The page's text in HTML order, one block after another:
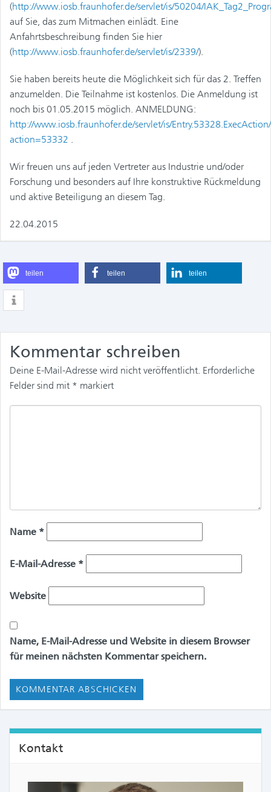
(http://www.iosb.fraunhofer.de/servlet/is/50204/
auf Sie, das zum Mitmachen einlädt. Eine
Anfahrtsbeschreibung finden Sie hier
(http://www.iosb.fraunhofer.de/servlet/is/2339/).
Sie haben bereits heute die Möglichkeit sich für das 2. Treffen
anzumelden. Die Teilnahme ist kostenlos. Die Anmeldung ist
noch bis 01.05.2015 möglich. ANMELDUNG:
http://www.iosb.fraunhofer.de/servlet/is/
action=53332 .
Wir freuen uns auf jeden Vertreter aus Industrie und/oder
Forschung und besonders auf Ihre konstruktive Rückmeldung
und aktive Beteiligung an diesem Tag.
22.04.2015
teilen teilen teilen
Kommentar schreiben
Deine E-Mail-Adresse wird nicht veröffentlicht. Erforderliche
Felder sind mit * markiert
Name *
E-Mail-Adresse *
Website
Name, E-Mail-Adresse und Website in diesem Browser
für meinen nächsten Kommentar speichern.
Kontakt